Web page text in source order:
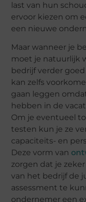
last van hun
ervoor kiezen om
een nieuwe
Maar wanneer je
moet je natuurlijk
bedrijf verder
kan zelfs
gaan leggen
hebben in de
Om je eventueel
testen kun je ze
capaciteits- en
Deze vorm van
zorgen dat je
van het bedrijf de
assessment te
ondernemer een